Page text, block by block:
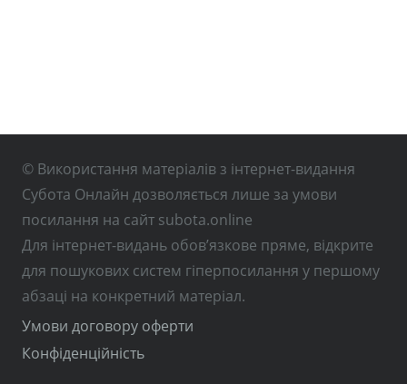
© Використання матеріалів з інтернет-видання
Субота Онлайн дозволяється лише за умови
посилання на сайт subota.online
Для інтернет-видань обов’язкове пряме, відкрите
для пошукових систем гіперпосилання у першому
абзаці на конкретний матеріал.
Умови договору оферти
Конфіденційність